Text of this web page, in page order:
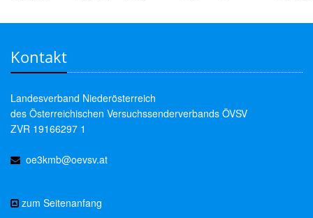
Kontakt
Landesverband Niederösterreich
des Österreichischen Versuchssenderverbands ÖVSV
ZVR 19166297 1
oe3kmb@oevsv.at
zum Seitenanfang